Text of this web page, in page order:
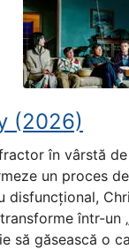
(2026)
în vârstă
un proces
disfuncțional,
într-un
să găsească o